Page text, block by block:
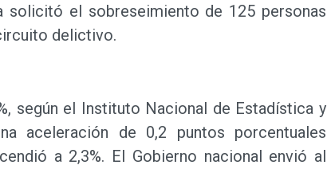
solicitó el sobreseimiento de 125 personas
delictivo.
según el Instituto Nacional de Estadística y
aceleración de 0,2 puntos porcentuales
a 2,3%. El Gobierno nacional envió al